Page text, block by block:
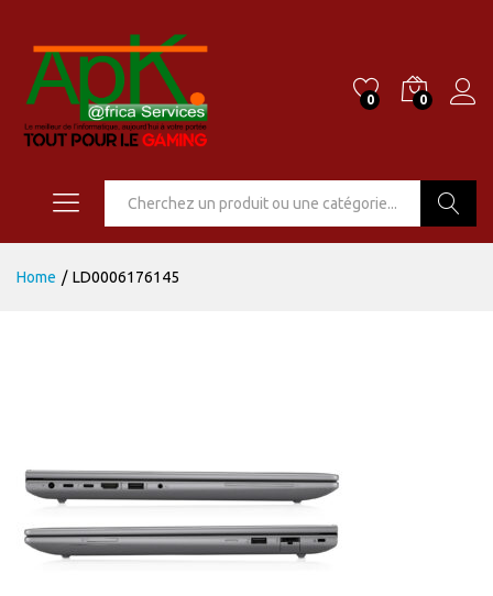
0 0
Home / LD0006176145